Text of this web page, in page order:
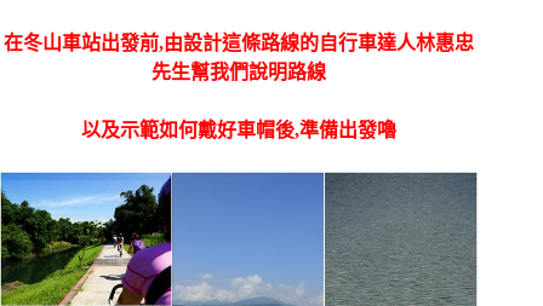
在冬山車站出發前,由設計這條路線的自行車達人林惠忠
先生幫我們說明路線
以及示範如何戴好車帽後,準備出發嚕